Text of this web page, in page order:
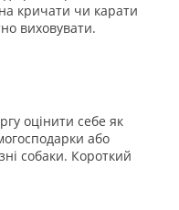
кричати чи карати
виховувати.
оцінити себе як
або
собаки. Короткий